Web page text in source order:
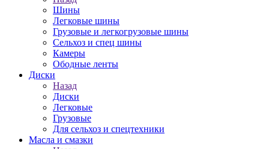
Шины
Легковые шины
Грузовые и легкогрузовые шины
Сельхоз и спец шины
Камеры
Ободные ленты
Диски
Назад
Диски
Легковые
Грузовые
Для сельхоз и спецтехники
Масла и смазки